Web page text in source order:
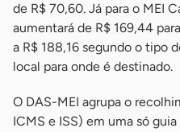
de R$ 70,60. Já para o MEI
aumentará de R$ 169,44
a R$ 188,16 segundo o tipo
local para onde é destinado.
O DAS-MEI agrupa o
ICMS e ISS) em uma só